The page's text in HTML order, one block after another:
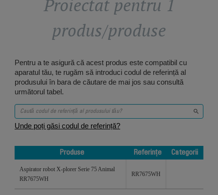
Proiectat pentru 1
produs/produse
Pentru a te asigură că acest produs este compatibil cu
aparatul tău, te rugăm să introduci codul de referință al
produsului în bara de căutare de mai jos sau consultă
următorul tabel.
Unde poți găsi codul de referință?
Produse Referințe
Categorii
Aspirator robot X-plorer Serie 75 Animal
RR7675WH
RR7675WH